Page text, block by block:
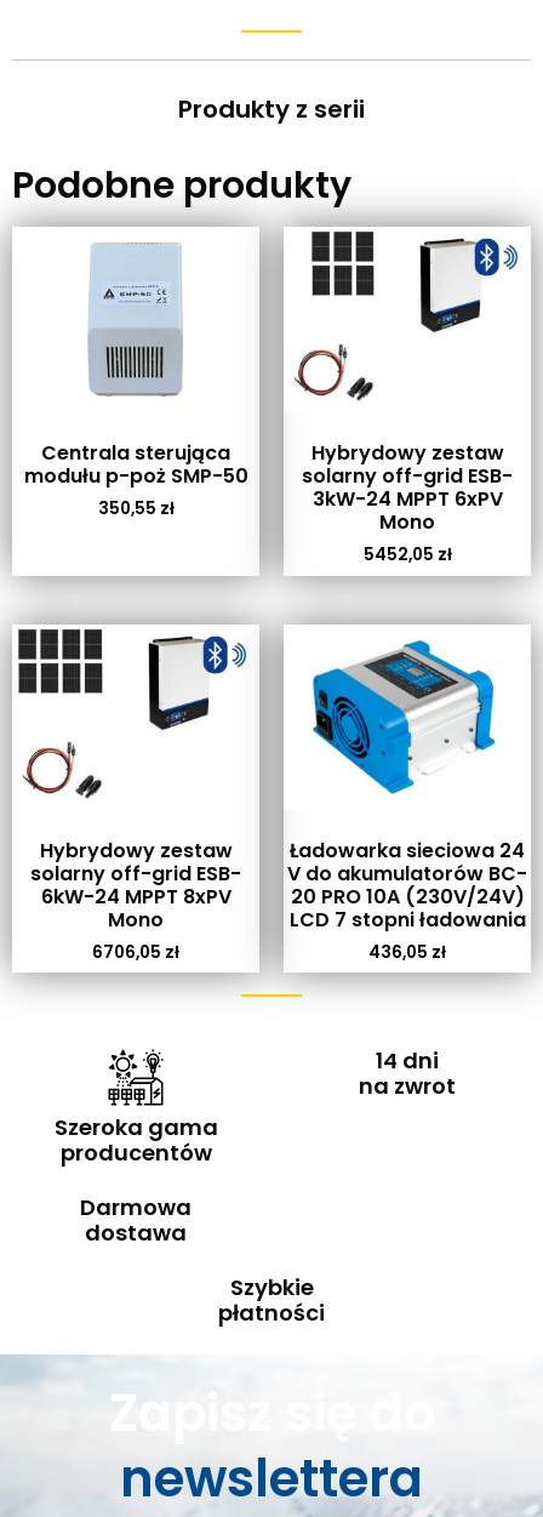
Produkty z serii
Podobne produkty
Centrala sterująca
modułu p-poż SMP-50
350,55 zł
Hybrydowy zestaw
solarny off-grid ESB-
3kW-24 MPPT 6xPV
Mono
5452,05 zł
Hybrydowy zestaw
solarny off-grid ESB-
6kW-24 MPPT 8xPV
Mono
6706,05 zł
Ładowarka sieciowa 24
V do akumulatorów BC-
20 PRO 10A (230V/24V)
LCD 7 stopni ładowania
436,05 zł
Szeroka gama
producentów
14 dni
na zwrot
Darmowa
dostawa
Szybkie
płatności
Zapisz się do
newslettera